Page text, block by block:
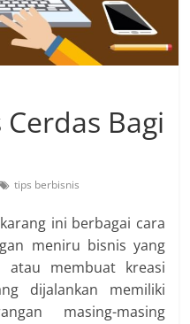
Bagi
tips berbisnis
ini berbagai cara
meniru bisnis yang
membuat kreasi
dijalankan memiliki
masing-masing